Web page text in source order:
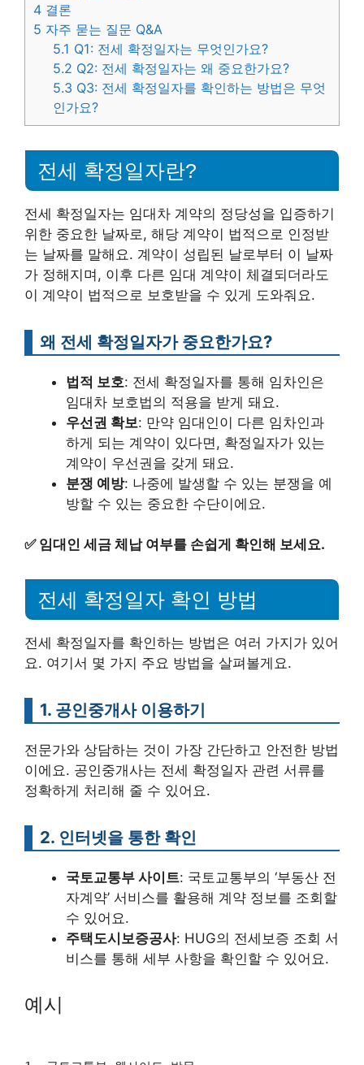
4 결론
5 자주 묻는 질문 Q&A
5.1 Q1: 전세 확정일자는 무엇인가요?
5.2 Q2: 전세 확정일자는 왜 중요한가요?
5.3 Q3: 전세 확정일자를 확인하는 방법은 무엇
인가요?
전세 확정일자란?
전세 확정일자는 임대차 계약의 정당성을 입증하기
위한 중요한 날짜로, 해당 계약이 법적으로 인정받
는 날짜를 말해요. 계약이 성립된 날로부터 이 날짜
가 정해지며, 이후 다른 임대 계약이 체결되더라도
이 계약이 법적으로 보호받을 수 있게 도와줘요.
왜 전세 확정일자가 중요한가요?
법적 보호: 전세 확정일자를 통해 임차인은
임대차 보호법의 적용을 받게 돼요.
우선권 확보: 만약 임대인이 다른 임차인과
하게 되는 계약이 있다면, 확정일자가 있는
계약이 우선권을 갖게 돼요.
분쟁 예방: 나중에 발생할 수 있는 분쟁을 예
방할 수 있는 중요한 수단이에요.
✅ 임대인 세금 체납 여부를 손쉽게 확인해 보세요.
전세 확정일자 확인 방법
전세 확정일자를 확인하는 방법은 여러 가지가 있어
요. 여기서 몇 가지 주요 방법을 살펴볼게요.
1. 공인중개사 이용하기
전문가와 상담하는 것이 가장 간단하고 안전한 방법
이에요. 공인중개사는 전세 확정일자 관련 서류를
정확하게 처리해 줄 수 있어요.
2. 인터넷을 통한 확인
국토교통부 사이트: 국토교통부의 ‘부동산 전
자계약’ 서비스를 활용해 계약 정보를 조회할
수 있어요.
주택도시보증공사: HUG의 전세보증 조회 서
비스를 통해 세부 사항을 확인할 수 있어요.
예시